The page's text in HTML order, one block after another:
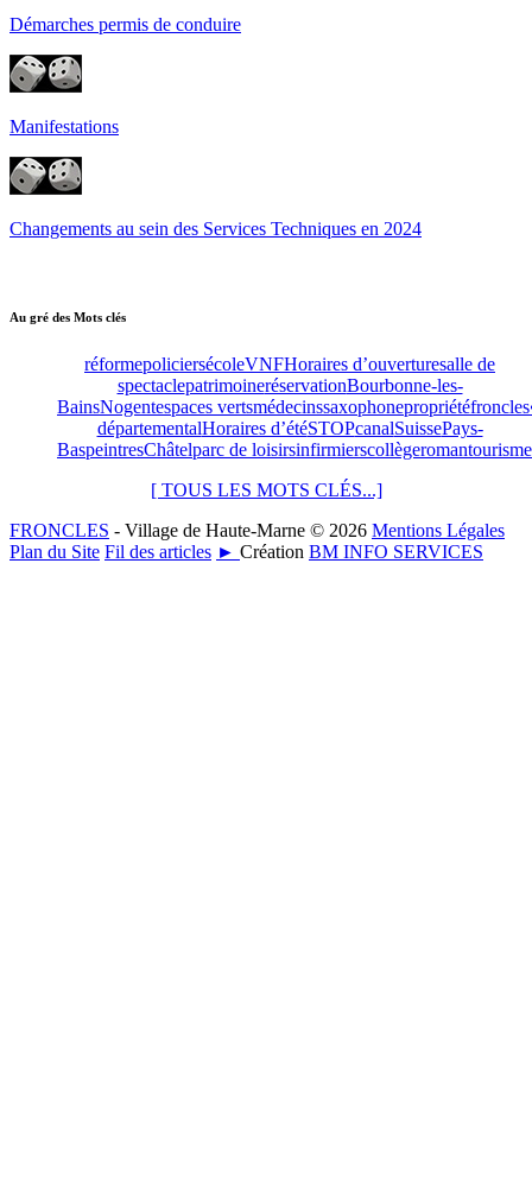
Démarches permis de conduire
Manifestations
Changements au sein des Services Techniques en 2024
Au gré des Mots clés
réformepoliciersécoleVNFHoraires d’ouverturesalle de
spectaclepatrimoineréservationBourbonne-les-
BainsNogentespaces vertsmédecinssaxophonepropriété
départementalHoraires d’étéSTOPcanalSuissePays-
BaspeintresChâtelparc de loisirsinfirmierscollègeromantourisme
[ TOUS LES MOTS CLÉS...]
FRONCLES - Village de Haute-Marne © 2026 Mentions Légales
Plan du Site Fil des articles ► Création BM INFO SERVICES